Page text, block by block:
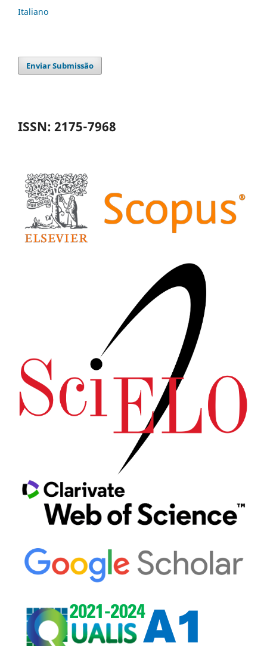
Italiano
Enviar Submissão
ISSN: 2175-7968